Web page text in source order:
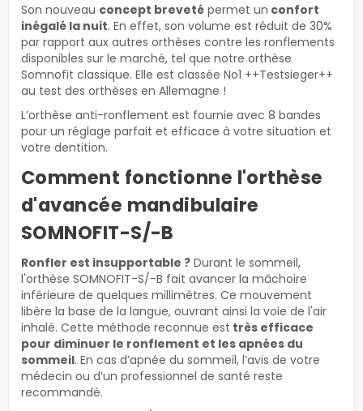
Son nouveau concept breveté permet un confort
inégalé la nuit. En effet, son volume est réduit de 30%
par rapport aux autres orthèses contre les ronflements
disponibles sur le marché, tel que notre orthèse
Somnofit classique. Elle est classée No1 ++Testsieger++
au test des orthèses en Allemagne !
L’orthèse anti-ronflement est fournie avec 8 bandes
pour un réglage parfait et efficace à votre situation et
votre dentition.
Comment fonctionne l'orthèse
d'avancée mandibulaire
SOMNOFIT-S/-B
Ronfler est insupportable ? Durant le sommeil,
l'orthèse SOMNOFIT-S/-B fait avancer la mâchoire
inférieure de quelques millimètres. Ce mouvement
libère la base de la langue, ouvrant ainsi la voie de l'air
inhalé. Cette méthode reconnue est très efficace
pour diminuer le ronflement et les apnées du
sommeil. En cas d’apnée du sommeil, l’avis de votre
médecin ou d’un professionnel de santé reste
recommandé.